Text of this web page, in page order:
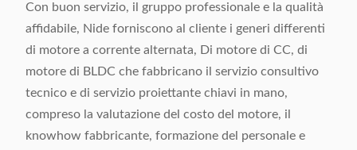
Con buon servizio, il gruppo professionale e la qualità
affidabile, Nide forniscono al cliente i generi differenti
di motore a corrente alternata, Di motore di CC, di
motore di BLDC che fabbricano il servizio consultivo
tecnico e di servizio proiettante chiavi in mano,
compreso la valutazione del costo del motore, il
knowhow fabbricante, formazione del personale e